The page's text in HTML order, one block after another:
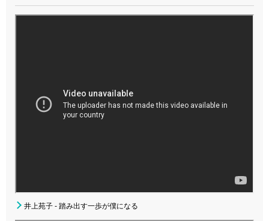
井上苑子 - 踏み出す一歩が僕になる